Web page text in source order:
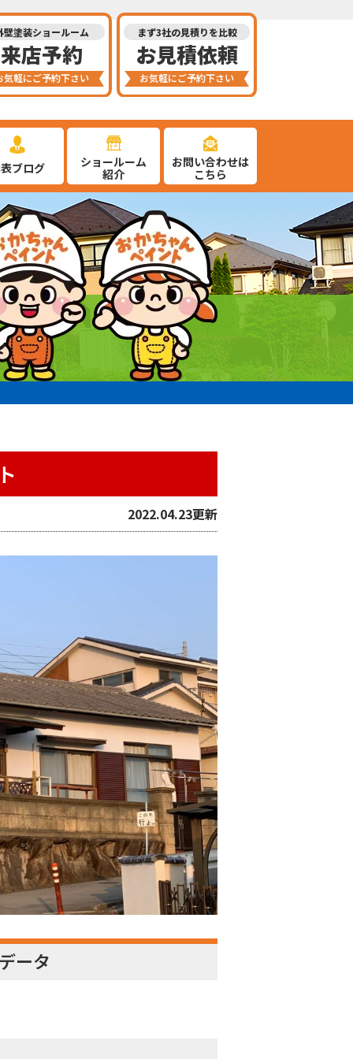
壁塗装ショールーム
来店予約
気軽にご予約下さい
まず3社の見積りを比較
お見積依頼
お気軽にご予約下さい
ブログ
ショールーム
紹介
お問い合わせは
こちら
2022.04.23更新
ータ